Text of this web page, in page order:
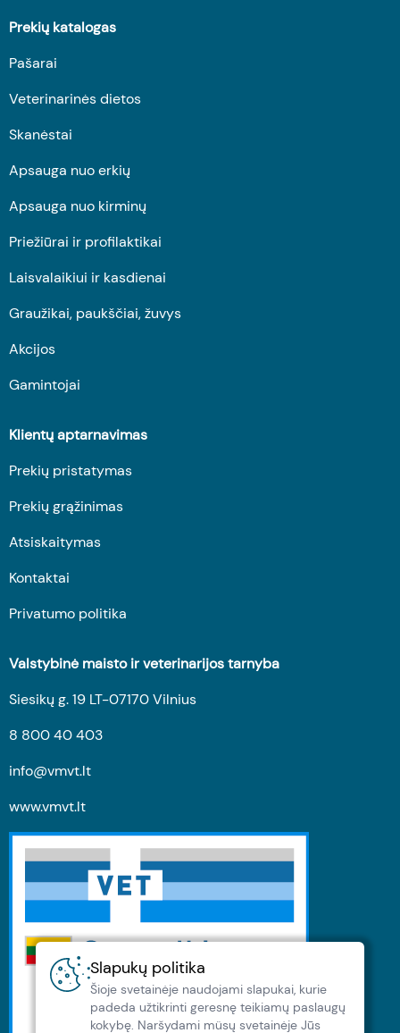
Slapukų politika
Šioje svetainėje naudojami slapukai, kurie
padeda užtikrinti geresnę teikiamų paslaugų
kokybę. Naršydami müsų svetainėje Jūs
Prekių katalogas
Pašarai
Veterinarinės dietos
Skanėstai
Apsauga nuo erkių
Apsauga nuo kirminų
Priežiūrai ir profilaktikai
Laisvalaikiui ir kasdienai
Graužikai, paukščiai, žuvys
Akcijos
Gamintojai
Klientų aptarnavimas
Prekių pristatymas
Prekių grąžinimas
Atsiskaitymas
Kontaktai
Privatumo politika
Valstybinė maisto ir veterinarijos tarnyba
Siesikų g. 19 LT-07170 Vilnius
8 800 40 403
info@vmvt.lt
www.vmvt.lt